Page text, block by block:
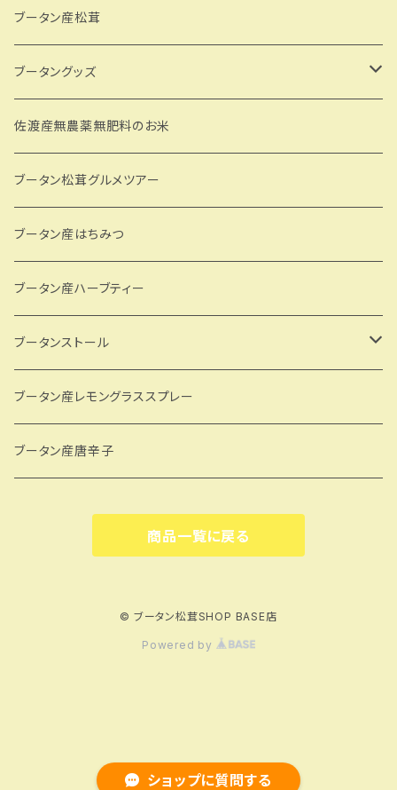
ショップに質問する
ブータン産松茸
ブータングッズ
CDKのブータングッズ
佐渡産無農薬無肥料のお米
ブータン松茸グルメツアー
ブータン産はちみつ
ブータン産ハーブティー
ブータンストール
GBJW
Dekiオリジナル
ブータン産レモングラススプレー
ブータン産唐辛子
商品一覧に戻る
© ブータン松茸SHOP BASE店
Powered by